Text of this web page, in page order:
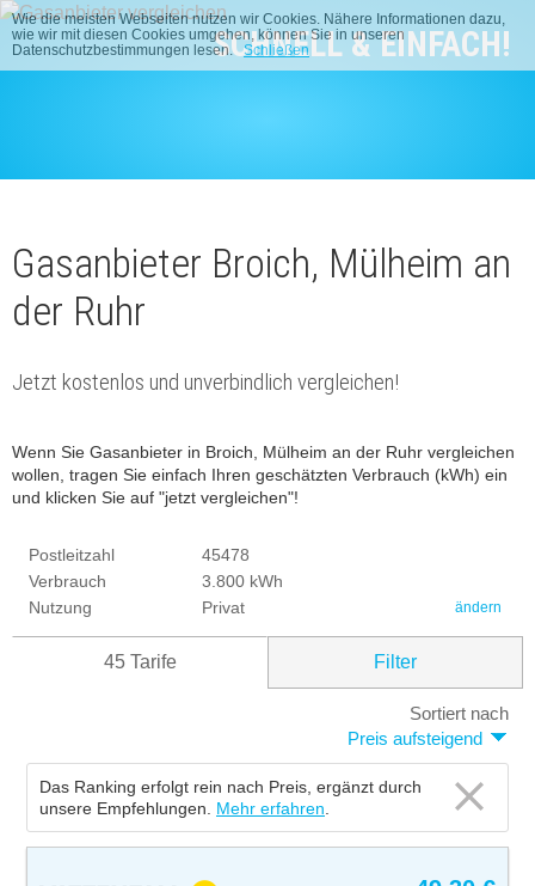
SCHNELL & EINFACH!
Wie die meisten Webseiten nutzen wir Cookies. Nähere Informationen dazu,
wie wir mit diesen Cookies umgehen, können Sie in unseren
Datenschutzbestimmungen lesen.Schließen
Gasanbieter Broich, Mülheim an
der Ruhr
Jetzt kostenlos und unverbindlich vergleichen!
Wenn Sie Gasanbieter in Broich, Mülheim an der Ruhr vergleichen
wollen, tragen Sie einfach Ihren geschätzten Verbrauch (kWh) ein
und klicken Sie auf "jetzt vergleichen"!